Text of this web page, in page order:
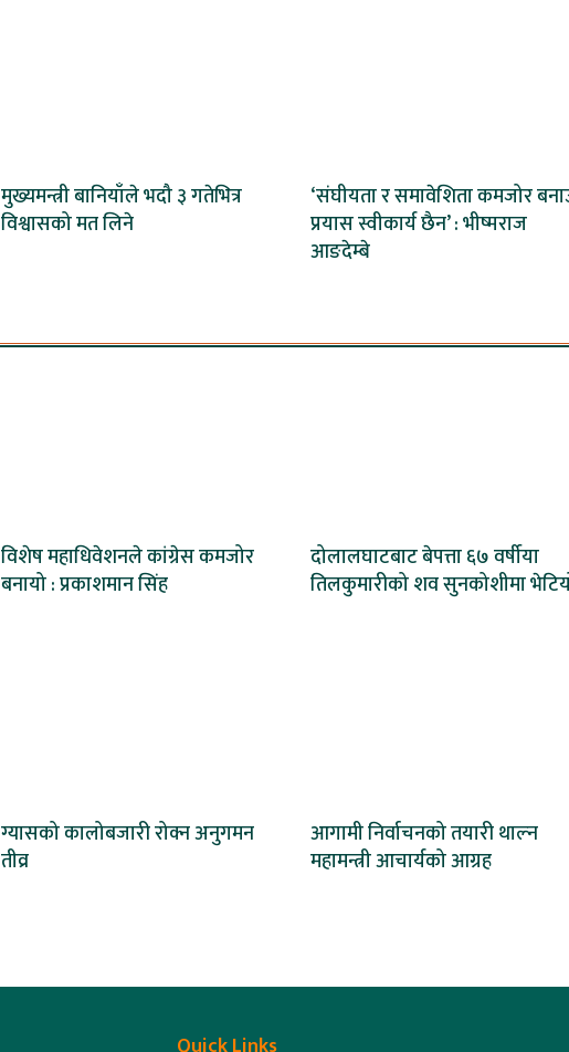
मुख्यमन्त्री बानियाँले भदौ ३ गतेभित्र
विश्वासको मत लिने
‘संघीयता र समावेशिता कमजोर
प्रयास स्वीकार्य छैन’ : भीष्मराज
आङदेम्बे
विशेष महाधिवेशनले कांग्रेस कमजोर
बनायो : प्रकाशमान सिंह
दोलालघाटबाट बेपत्ता ६७ वर्षीया
तिलकुमारीको शव सुनकोशीमा
ग्यासको कालोबजारी रोक्न अनुगमन
तीव्र
आगामी निर्वाचनको तयारी थाल्न
महामन्त्री आचार्यको आग्रह